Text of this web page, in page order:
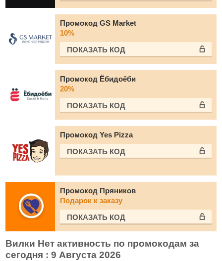
Промокод GS Market
10%
ПОКАЗАТЬ КОД
Промокод Ёбидоёби
20%
ПОКАЗАТЬ КОД
Промокод Yes Pizza
ПОКАЗАТЬ КОД
Промокод Пряников
Подарок к заказу
ПОКАЗАТЬ КОД
Вилки Нет активность по промокодам за
сегодня : 9 Августа 2026